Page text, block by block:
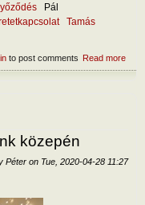
Pál
Tamás
Read more
hit
to post comments
közepén
Péter on Tue, 2020-04-28 11:27